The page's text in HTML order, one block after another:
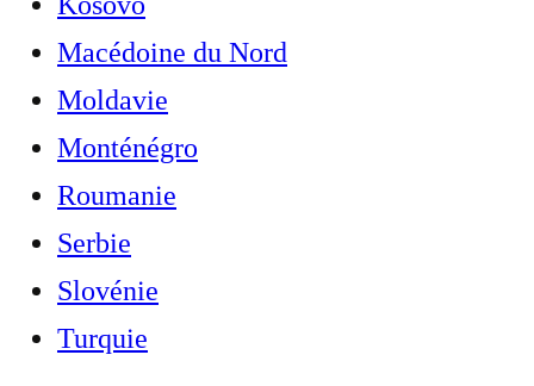
Macédoine du Nord
Moldavie
Monténégro
Roumanie
Serbie
Slovénie
Turquie